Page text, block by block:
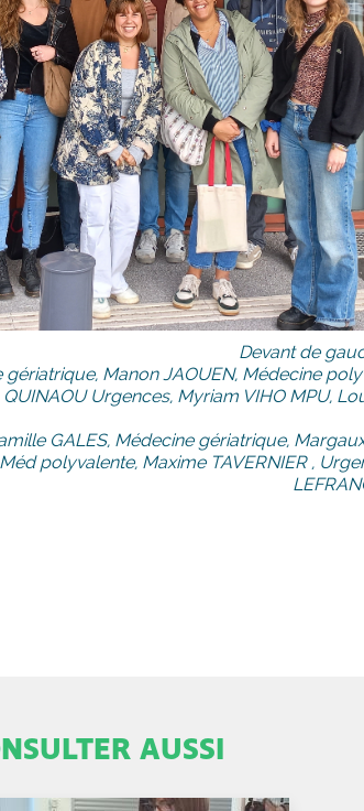
Devant de
gériatrique, Manon JAOUEN, Médecine
QUINAOU Urgences, Myriam VIHO MPU,
GALES, Médecine gériatrique,
polyvalente, Maxime TAVERNIER ,
AUSSI